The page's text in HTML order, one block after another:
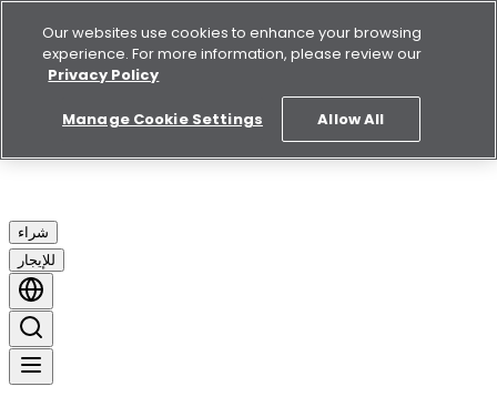
شراء
للإيجار
Our websites use cookies to enhance your browsing
experience. For more information, please review our
Privacy Policy
Manage Cookie Settings Allow All